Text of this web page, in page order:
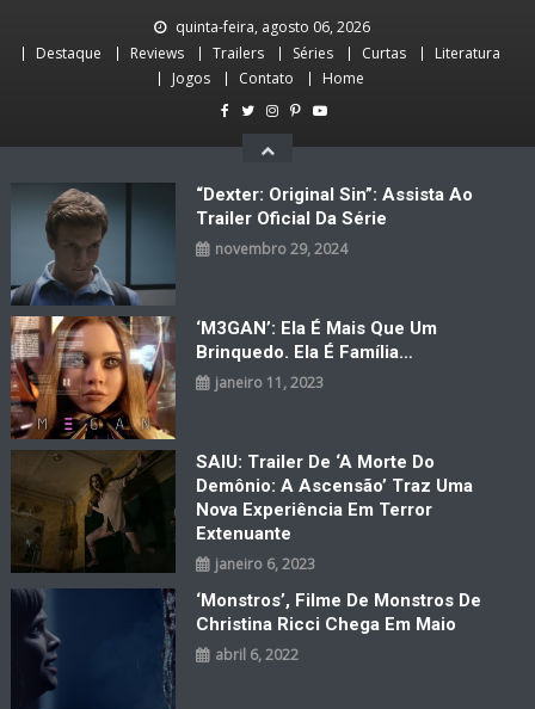
quinta-feira, agosto 06, 2026
Destaque
Reviews Trailers Séries Curtas
Literatura
Jogos
Contato Home
“Dexter: Original Sin”: Assista Ao
Trailer Oficial Da Série
novembro 29, 2024
‘M3GAN’: Ela É Mais Que Um
Brinquedo. Ela É Família…
janeiro 11, 2023
SAIU: Trailer De ‘A Morte Do
Demônio: A Ascensão’ Traz Uma
Nova Experiência Em Terror
Extenuante
janeiro 6, 2023
‘Monstros’, Filme De Monstros De
Christina Ricci Chega Em Maio
abril 6, 2022